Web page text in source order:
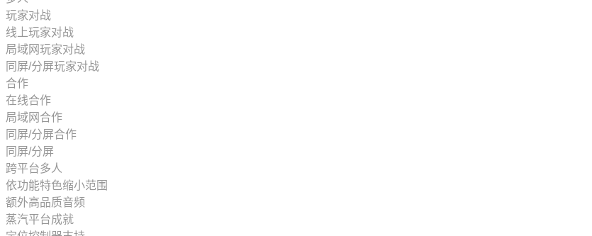
像素图形
战斗
第一人称
解谜
放松
动作冒险
风格化
欢乐
街机
控制器
动漫
玩家对战环境
科幻
合作
玩家对战
线上玩家对战
局域网玩家对战
同屏/分屏玩家对战
合作
在线合作
局域网合作
同屏/分屏合作
同屏/分屏
跨平台多人
依功能特色缩小范围
额外高品质音频
蒸汽平台成就